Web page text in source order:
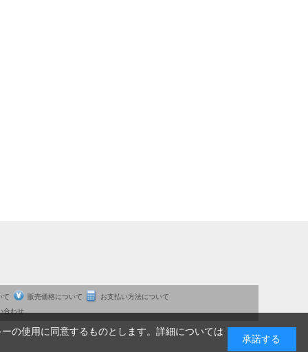
て 販売価格について
お支払い方法について
合わせ
の使用に同意するものとします。詳細については
承諾する